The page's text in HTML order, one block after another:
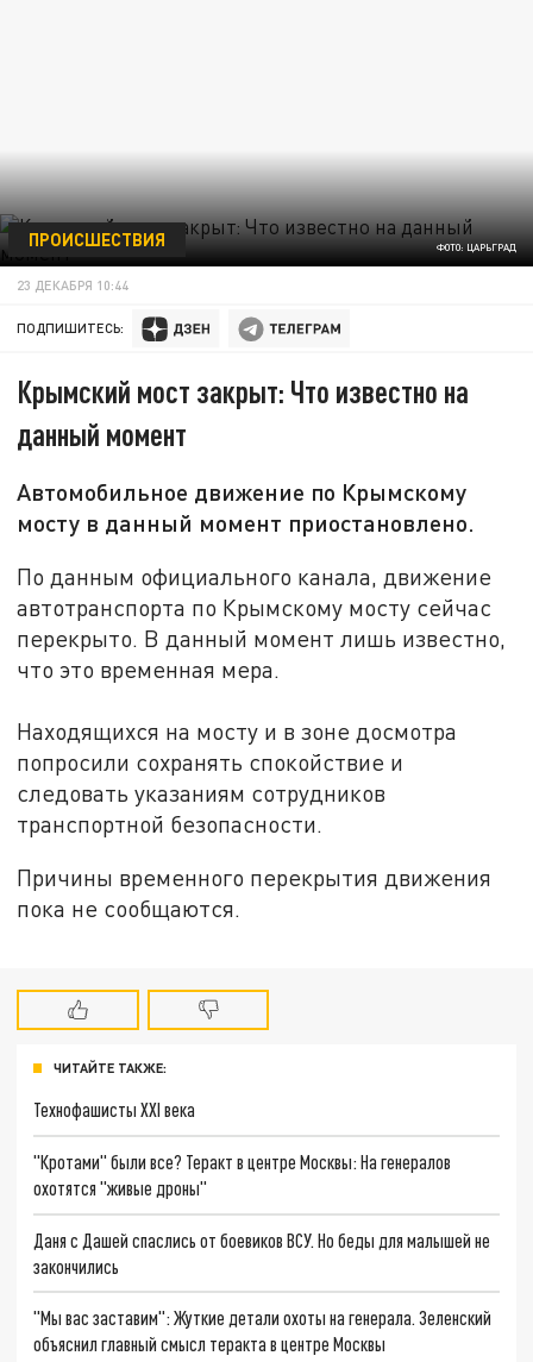
ФОТО: ЦАРЬГРАД
ПРОИСШЕСТВИЯ
23 ДЕКАБРЯ 10:44
ПОДПИШИТЕСЬ:
Крымский мост закрыт: Что известно на
данный момент
Автомобильное движение по Крымскому
мосту в данный момент приостановлено.
По данным официального канала, движение
автотранспорта по Крымскому мосту сейчас
перекрыто. В данный момент лишь известно,
что это временная мера.
Находящихся на мосту и в зоне досмотра
попросили сохранять спокойствие и
следовать указаниям сотрудников
транспортной безопасности.
Причины временного перекрытия движения
пока не сообщаются.
ЧИТАЙТЕ ТАКЖЕ:
Технофашисты XXI века
"Кротами" были все? Теракт в центре Москвы: На генералов
охотятся "живые дроны"
Даня с Дашей спаслись от боевиков ВСУ. Но беды для малышей не
закончились
"Мы вас заставим": Жуткие детали охоты на генерала. Зеленский
объяснил главный смысл теракта в центре Москвы